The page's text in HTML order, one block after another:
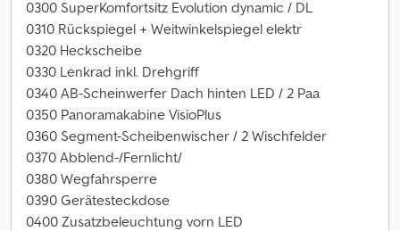
0300 SuperKomfortsitz Evolution dynamic / DL
0310 Rückspiegel + Weitwinkelspiegel elektr
0320 Heckscheibe
0330 Lenkrad inkl. Drehgriff
0340 AB-Scheinwerfer Dach hinten LED / 2 Paa
0350 Panoramakabine VisioPlus
0360 Segment-Scheibenwischer / 2 Wischfelder
0370 Abblend-/Fernlicht/
0380 Wegfahrsperre
0390 Gerätesteckdose
0400 Zusatzbeleuchtung vorn LED